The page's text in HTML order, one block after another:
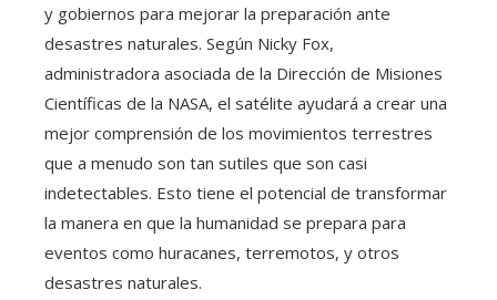
y gobiernos para mejorar la preparación ante
desastres naturales. Según Nicky Fox,
administradora asociada de la Dirección de Misiones
Científicas de la NASA, el satélite ayudará a crear una
mejor comprensión de los movimientos terrestres
que a menudo son tan sutiles que son casi
indetectables. Esto tiene el potencial de transformar
la manera en que la humanidad se prepara para
eventos como huracanes, terremotos, y otros
desastres naturales.